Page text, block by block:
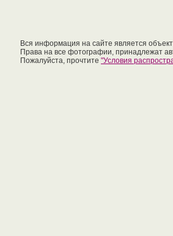
Вся информация на сайте является
Права на все фотографии, принадлежат
Пожалуйста, прочтите "Условия